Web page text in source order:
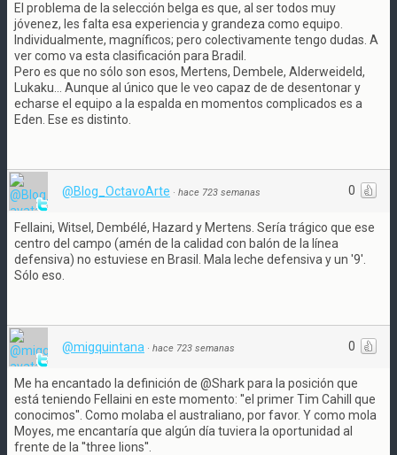
El problema de la selección belga es que, al ser todos muy
jóvenez, les falta esa experiencia y grandeza como equipo.
Individualmente, magníficos; pero colectivamente tengo dudas. A
ver como va esta clasificación para Bradil.
Pero es que no sólo son esos, Mertens, Dembele, Alderweideld,
Lukaku... Aunque al único que le veo capaz de de desentonar y
echarse el equipo a la espalda en momentos complicados es a
Eden. Ese es distinto.
0
@Blog_OctavoArte · hace 723 semanas
Fellaini, Witsel, Dembélé, Hazard y Mertens. Sería trágico que ese
centro del campo (amén de la calidad con balón de la línea
defensiva) no estuviese en Brasil. Mala leche defensiva y un '9'.
Sólo eso.
0
@migquintana · hace 723 semanas
Me ha encantado la definición de @Shark para la posición que
está teniendo Fellaini en este momento: ''el primer Tim Cahill que
conocimos''. Como molaba el australiano, por favor. Y como mola
Moyes, me encantaría que algún día tuviera la oportunidad al
frente de la ''three lions''.